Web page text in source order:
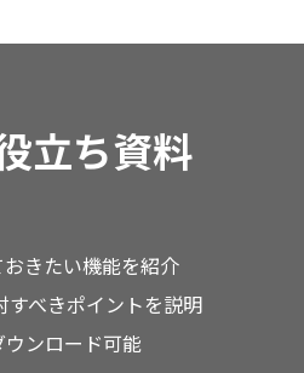
立ち資料
きたい機能を紹介
すべきポイントを説明
ンロード可能